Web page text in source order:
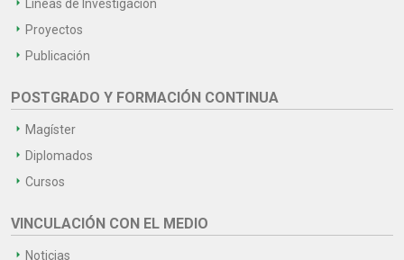
Líneas de Investigación
Proyectos
Publicación
POSTGRADO Y FORMACIÓN CONTINUA
Magíster
Diplomados
Cursos
VINCULACIÓN CON EL MEDIO
Noticias